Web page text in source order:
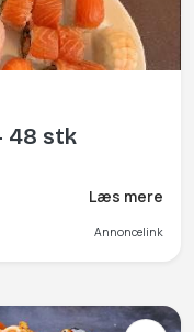
48 stk
Læs mere
Annoncelink